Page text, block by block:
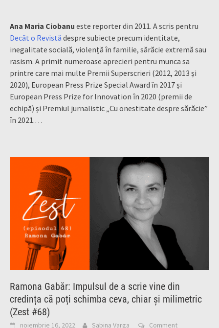
Ana Maria Ciobanu este reporter din 2011. A scris pentru
Decât o Revistă despre subiecte precum identitate,
inegalitate socială, violenţă în familie, sărăcie extremă sau
rasism. A primit numeroase aprecieri pentru munca sa
printre care mai multe Premii Superscrieri (2012, 2013 și
2020), European Press Prize Special Award în 2017 și
European Press Prize for Innovation în 2020 (premii de
echipă) și Premiul jurnalistic „Cu onestitate despre sărăcie”
în 2021.…
Ramona Gabăr: Impulsul de a scrie vine din
credința că poți schimba ceva, chiar și milimetric
(Zest #68)
noiembrie 16, 2022 Sabina Varga Comment